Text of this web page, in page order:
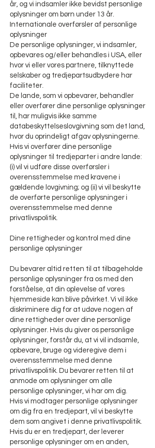
år, og vi indsamler ikke bevidst personlige
oplysninger om børn under 13 år.
Internationale overførsler af personlige
oplysninger
De personlige oplysninger, vi indsamler,
opbevares og/eller behandles i USA, eller
hvor vi eller vores partnere, tilknyttede
selskaber og tredjepartsudbydere har
faciliteter.
De lande, som vi opbevarer, behandler
eller overfører dine personlige oplysninger
til, har muligvis ikke samme
databeskyttelseslovgivning som det land,
hvor du oprindeligt afgav oplysningerne.
Hvis vi overfører dine personlige
oplysninger til tredjeparter i andre lande:
(i) vil vi udføre disse overførsler i
overensstemmelse med kravene i
gældende lovgivning; og (ii) vi vil beskytte
de overførte personlige oplysninger i
overensstemmelse med denne
privatlivspolitik.
Dine rettigheder og kontrol med dine
personlige oplysninger
Du bevarer altid retten til at tilbageholde
personlige oplysninger fra os med den
forståelse, at din oplevelse af vores
hjemmeside kan blive påvirket. Vi vil ikke
diskriminere dig for at udøve nogen af
dine rettigheder over dine personlige
oplysninger. Hvis du giver os personlige
oplysninger, forstår du, at vi vil indsamle,
opbevare, bruge og videregive dem i
overensstemmelse med denne
privatlivspolitik. Du bevarer retten til at
anmode om oplysninger om alle
personlige oplysninger, vi har om dig.
Hvis vi modtager personlige oplysninger
om dig fra en tredjepart, vil vi beskytte
dem som angivet i denne privatlivspolitik.
Hvis du er en tredjepart, der leverer
personlige oplysninger om en anden,